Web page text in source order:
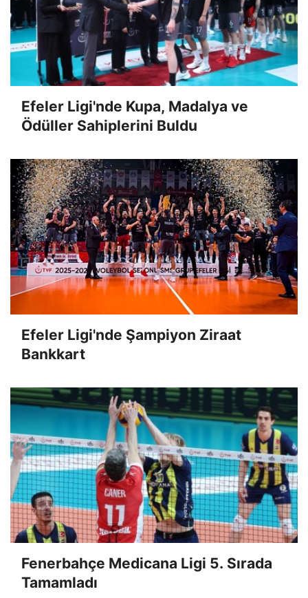
Efeler Ligi'nde Kupa, Madalya ve
Ödüller Sahiplerini Buldu
Efeler Ligi'nde Şampiyon Ziraat
Bankkart
Fenerbahçe Medicana Ligi 5. Sırada
Tamamladı